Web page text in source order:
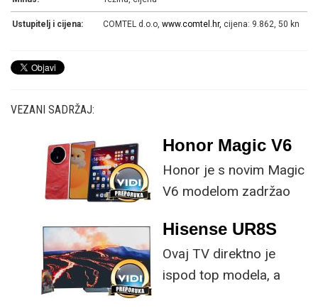
Ustupitelj i cijena: COMTEL d.o.o,www.comtel.hr, cijena: 9.862, 50 kn
VEZANI SADRŽAJ:
Honor Magic V6
Honor je s novim Magic
V6 modelom zadržao
specifikacije, no
istovremeno
implementirao
Hisense UR8S
Ovaj TV direktno je
ispod top modela, a